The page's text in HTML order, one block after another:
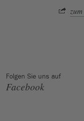
Folgen Sie uns auf
Facebook